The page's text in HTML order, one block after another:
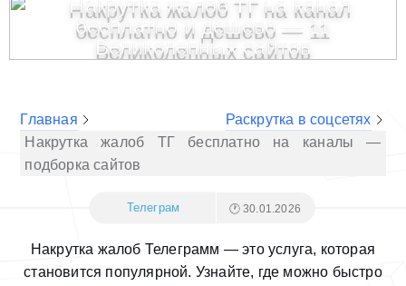
Главная
Раскрутка в соцсетях
Накрутка жалоб ТГ бесплатно на каналы —
подборка сайтов
Телеграм 🕐 30.01.2026
Накрутка жалоб Телеграмм — это услуга, которая
становится популярной. Узнайте, где можно быстро